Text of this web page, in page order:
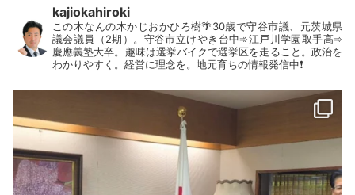
kajiokahiroki
この木なんの木かじおかひろ樹🌴30歳で守谷市議、元茨城県
議会議員（2期）。守谷市立けやき台中➾江戸川学園取手高➾
慶應義塾大卒。趣味は選挙バイクで選挙区を走ること。政治を
わかりやすく。経営に理念を。地元育ちの情報発信中❗